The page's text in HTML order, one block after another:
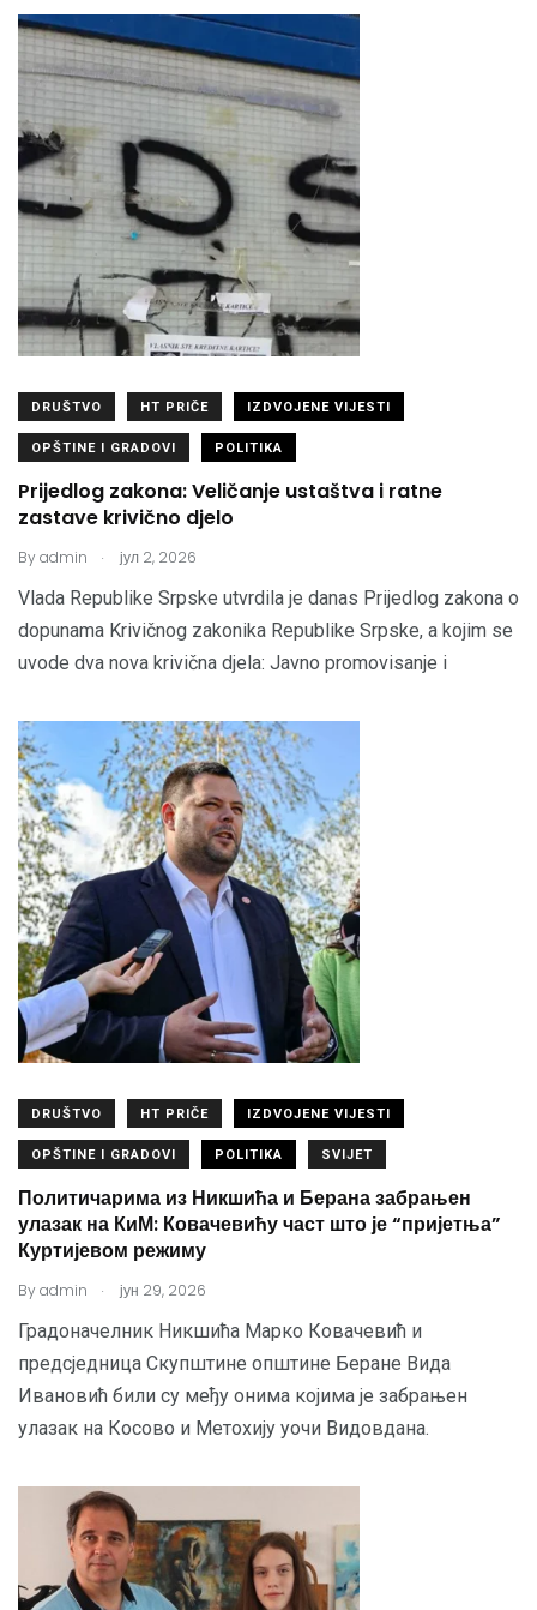
DRUŠTVO HT PRIČE IZDVOJENE VIJESTI
OPŠTINE I GRADOVI POLITIKA
Prijedlog zakona: Veličanje ustaštva i ratne
zastave krivično djelo
Byadmin . јул 2, 2026
Vlada Republike Srpske utvrdila je danas Prijedlog zakona o
dopunama Krivičnog zakonika Republike Srpske, a kojim se
uvode dva nova krivična djela: Javno promovisanje i
DRUŠTVO HT PRIČE IZDVOJENE VIJESTI
OPŠTINE I GRADOVI POLITIKA SVIJET
Политичарима из Никшића и Берана забрањен
улазак на КиМ: Ковачевићу част што је “пријетња”
Куртијевом режиму
Byadmin . јун 29, 2026
Градоначелник Никшића Марко Ковачевић и
предсједница Скупштине општине Беране Вида
Ивановић били су међу онима којима је забрањен
улазак на Косово и Метохију уочи Видовдана.